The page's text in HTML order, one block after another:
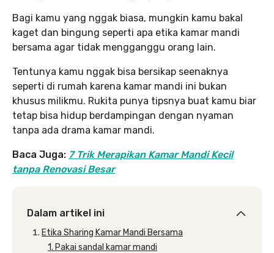
Bagi kamu yang nggak biasa, mungkin kamu bakal
kaget dan bingung seperti apa etika kamar mandi
bersama agar tidak mengganggu orang lain.
Tentunya kamu nggak bisa bersikap seenaknya
seperti di rumah karena kamar mandi ini bukan
khusus milikmu. Rukita punya tipsnya buat kamu biar
tetap bisa hidup berdampingan dengan nyaman
tanpa ada drama kamar mandi.
Baca Juga: 7 Trik Merapikan Kamar Mandi Kecil
tanpa Renovasi Besar
Dalam artikel ini
Etika Sharing Kamar Mandi Bersama
1. Pakai sandal kamar mandi